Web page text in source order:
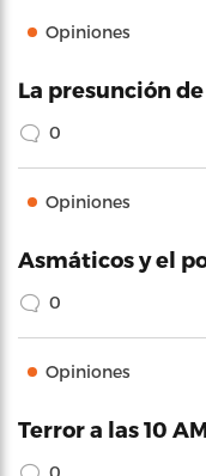
Opiniones
La presunción
0
Opiniones
Asmáticos y el
0
Opiniones
Terror a las 10 AM
0